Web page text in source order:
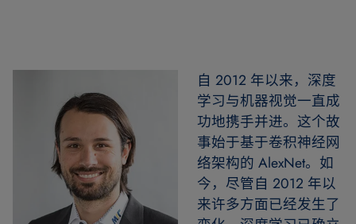
自 2012 年以来，深度
学习与机器视觉一直成
功地携手并进。这个故
事始于基于卷积神经网
络架构的 AlexNet。如
今，尽管自 2012 年以
来许多方面已经发生了